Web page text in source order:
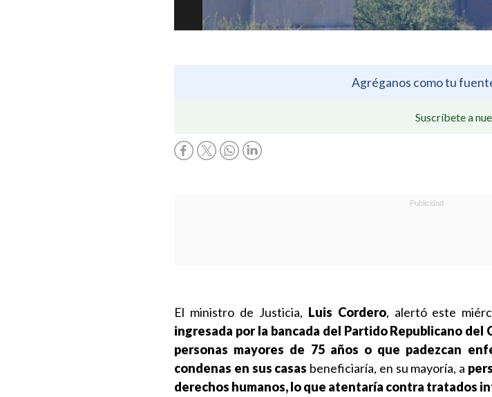
Agréganos como tu
Suscríbete a
El ministro de Justicia, Luis Cordero, alertó este
ingresada por la bancada del Partido Republicano
personas mayores de 75 años o que padezcan
condenas en sus casas beneficiaría, en su mayoría, a
derechos humanos, lo que atentaría contra tratados